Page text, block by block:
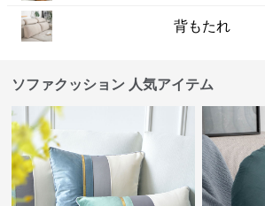
背もたれ
ソファクッション 人気アイテム